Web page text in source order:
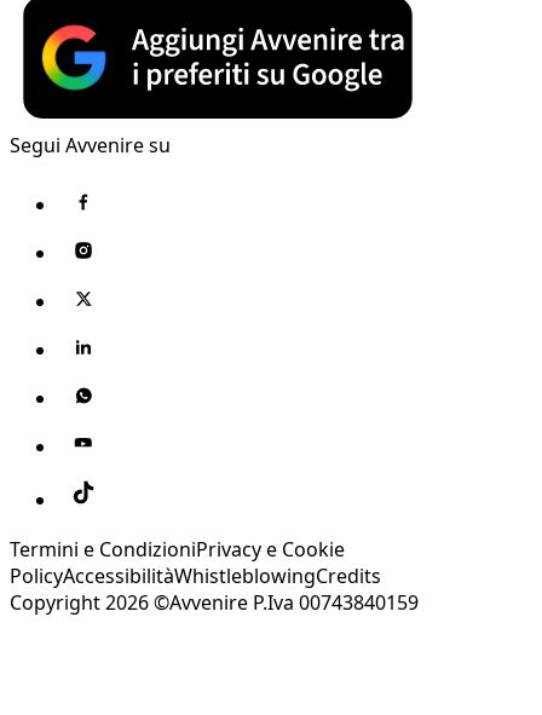
Segui Avvenire su
Termini e CondizioniPrivacy e Cookie
PolicyAccessibilitàWhistleblowingCredits
Copyright 2026 ©Avvenire P.Iva 00743840159